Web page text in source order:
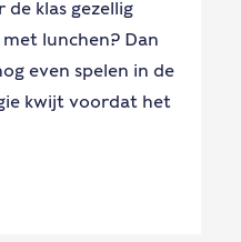
de klas gezellig
lunchen? Dan
even spelen in de
kwijt voordat het